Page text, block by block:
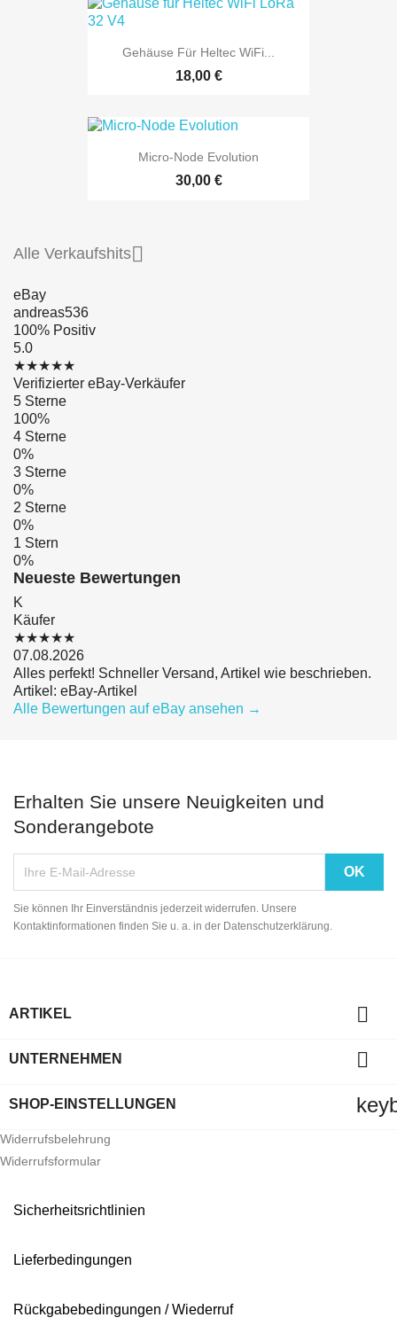
Gehäuse Für Heltec WiFi...
18,00 €
Micro-Node Evolution
30,00 €
Alle Verkaufshits
eBay
andreas536
100% Positiv
5.0
★★★★★
Verifizierter eBay-Verkäufer
5 Sterne
100%
4 Sterne
0%
3 Sterne
0%
2 Sterne
0%
1 Stern
0%
Neueste Bewertungen
K
Käufer
★★★★★
07.08.2026
Alles perfekt! Schneller Versand, Artikel wie beschrieben.
Artikel: eBay-Artikel
Alle Bewertungen auf eBay ansehen →
Erhalten Sie unsere Neuigkeiten und
Sonderangebote
Sie können Ihr Einverständnis jederzeit widerrufen. Unsere
Kontaktinformationen finden Sie u. a. in der Datenschutzerklärung.
ARTIKEL 
UNTERNEHMEN 
SHOP-EINSTELLUNGEN
Widerrufsbelehrung
Widerrufsformular
Sicherheitsrichtlinien
Lieferbedingungen
Rückgabebedingungen / Wiederruf